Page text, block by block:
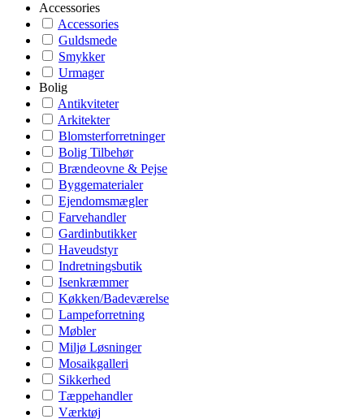
Accessories
Accessories
Guldsmede
Smykker
Urmager
Bolig
Antikviteter
Arkitekter
Blomsterforretninger
Bolig Tilbehør
Brændeovne & Pejse
Byggematerialer
Ejendomsmægler
Farvehandler
Gardinbutikker
Haveudstyr
Indretningsbutik
Isenkræmmer
Køkken/Badeværelse
Lampeforretning
Møbler
Miljø Løsninger
Mosaikgalleri
Sikkerhed
Tæppehandler
Værktøj